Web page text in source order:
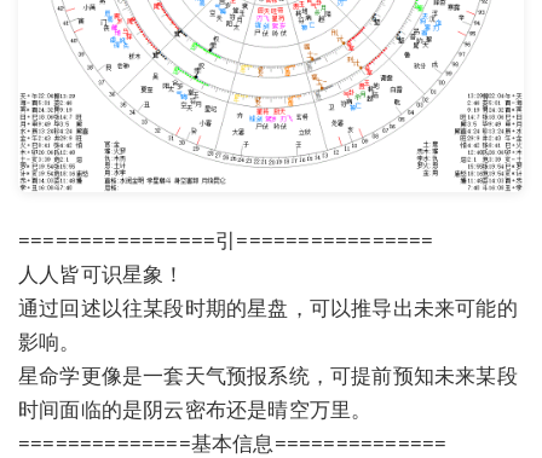
================引================
人人皆可识星象！
通过回述以往某段时期的星盘，可以推导出未来可能的
影响。
星命学更像是一套天气预报系统，可提前预知未来某段
时间面临的是阴云密布还是晴空万里。
==============基本信息==============